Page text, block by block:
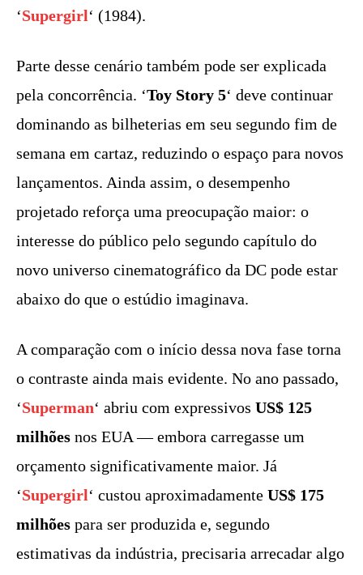
‘Supergirl‘ (1984).
Parte desse cenário também pode ser explicada
pela concorrência. ‘Toy Story 5‘ deve continuar
dominando as bilheterias em seu segundo fim de
semana em cartaz, reduzindo o espaço para novos
lançamentos. Ainda assim, o desempenho
projetado reforça uma preocupação maior: o
interesse do público pelo segundo capítulo do
novo universo cinematográfico da DC pode estar
abaixo do que o estúdio imaginava.
A comparação com o início dessa nova fase torna
o contraste ainda mais evidente. No ano passado,
‘Superman‘ abriu com expressivos US$ 125
milhões nos EUA — embora carregasse um
orçamento significativamente maior. Já
‘Supergirl‘ custou aproximadamente US$ 175
milhões para ser produzida e, segundo
estimativas da indústria, precisaria arrecadar algo